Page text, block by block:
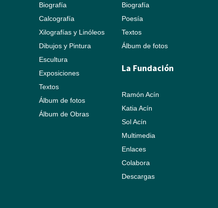
Biografía
Calcografía
Xilografías y Linóleos
Dibujos y Pintura
Escultura
Exposiciones
Textos
Álbum de fotos
Álbum de Obras
Biografía
Poesía
Textos
Álbum de fotos
La Fundación
Ramón Acín
Katia Acín
Sol Acín
Multimedia
Enlaces
Colabora
Descargas